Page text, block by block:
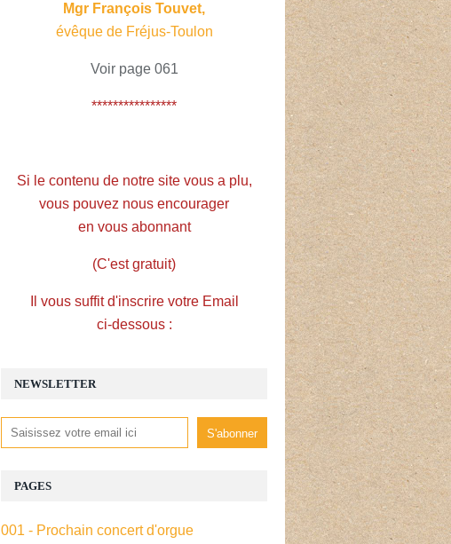
NEWSLETTER
PAGES
001 - Prochain concert d'orgue
Mgr François Touvet,
évêque de Fréjus-Toulon
Voir page 061
****************
Si le contenu de notre site vous a plu,
vous pouvez nous encourager
en vous abonnant
(C'est gratuit)
Il vous suffit d'inscrire votre Email
ci-dessous :